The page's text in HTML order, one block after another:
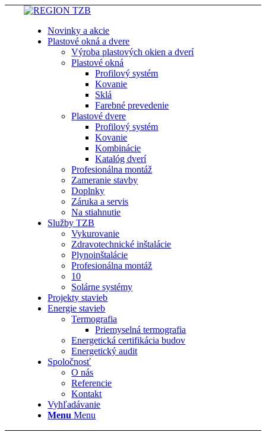
Novinky a akcie
Plastové okná a dvere
Výroba plastových okien a dverí
Plastové okná
Profilový systém
Kovanie
Sklá
Farebné prevedenie
Plastové dvere
Profilový systém
Kovanie
Kombinácie
Katalóg dverí
Profesionálna montáž
Zameranie stavby
Doplnky
Záruka a servis
Na stiahnutie
Služby TZB
Vykurovanie
Zdravotechnické inštalácie
Plynoinštalácie
Profesionálna montáž
10
Solárne systémy
Projekty stavieb
Energie stavieb
Termografia
Priemyselná termografia
Energetická certifikácia budov
Energetický audit
Spoločnosť
O nás
Referencie
Kontakt
Vyhľadávanie
Menu Menu